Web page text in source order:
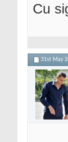
Cu
31st May